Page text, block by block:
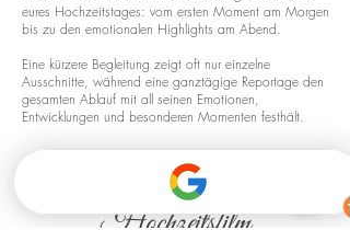
eures Hochzeitstages: vom ersten Moment am Morgen
bis zu den emotionalen Highlights am Abend.
Eine kürzere Begleitung zeigt oft nur einzelne
Ausschnitte, während eine ganztägige Reportage den
gesamten Ablauf mit all seinen Emotionen,
Entwicklungen und besonderen Momenten festhält.
Drohnenaufnahmen für euren